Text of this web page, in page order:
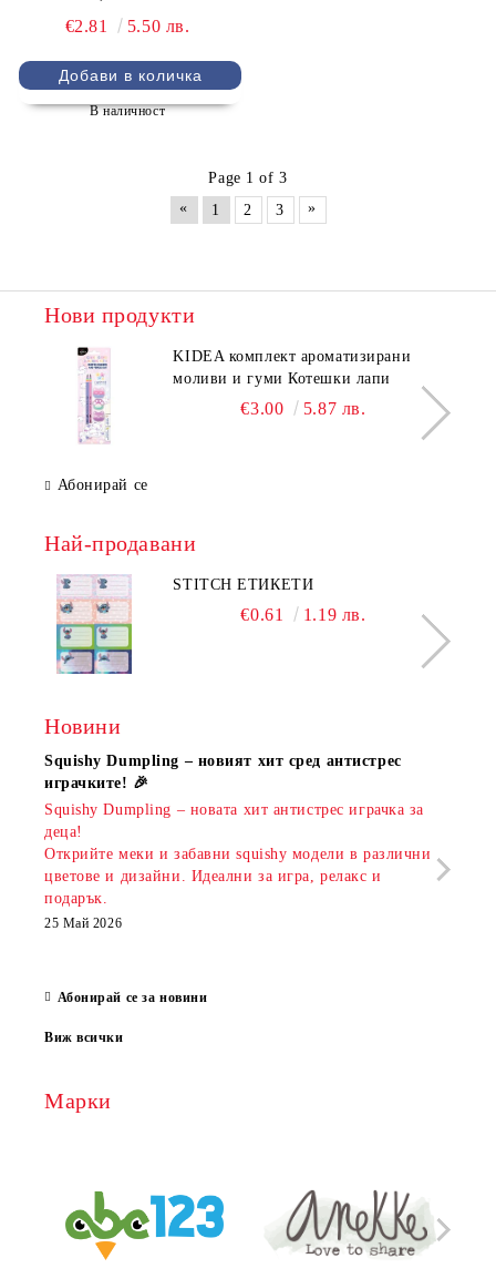
€2.81
5.50 лв.
В наличност
Page 1 of 3
«
1 2 3 »
Нови продукти
KIDEA комплект ароматизирани
моливи и гуми Котешки лапи
€3.00 5.87 лв.
Абонирай се
Най-продавани
STITCH ЕТИКЕТИ
€0.61 1.19 лв.
Новини
Squishy Dumpling – новият хит сред антистрес
играчките! 🎉
Squishy Dumpling – новата хит антистрес играчка за
деца!
Открийте меки и забавни squishy модели в различни
цветове и дизайни. Идеални за игра, релакс и
подарък.
25 Май 2026
Абонирай се за новини
Виж всички
Марки